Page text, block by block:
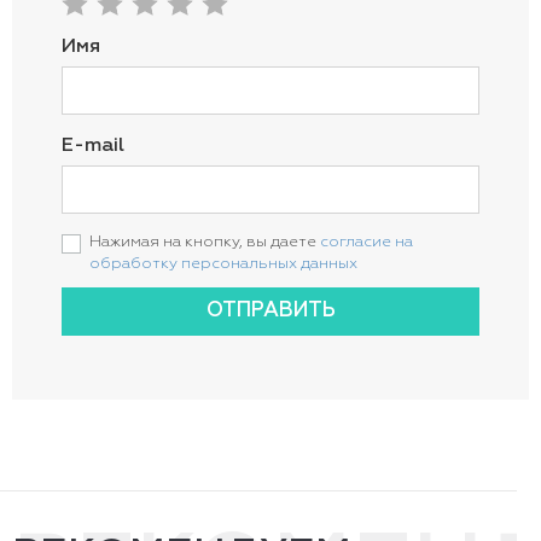
Имя
E-mail
Нажимая на кнопку, вы даете согласие на
обработку персональных данных
ОТПРАВИТЬ